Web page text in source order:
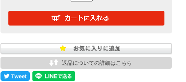
返品についての詳細はこちら